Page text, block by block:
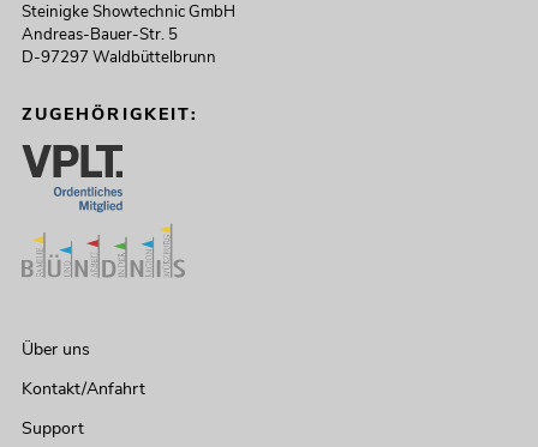
Steinigke Showtechnic GmbH
Andreas-Bauer-Str. 5
D-97297 Waldbüttelbrunn
ZUGEHÖRIGKEIT:
Über uns
Kontakt/Anfahrt
Support